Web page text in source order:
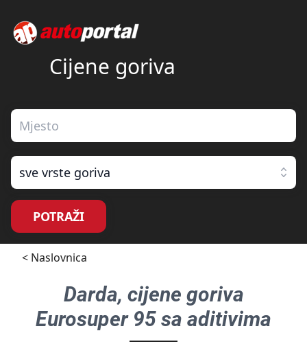
Cijene goriva
sve vrste goriva
POTRAŽI
< Naslovnica
Darda, cijene goriva
Eurosuper 95 sa aditivima